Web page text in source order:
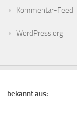
Kommentar-Feed
WordPress.org
bekannt aus: